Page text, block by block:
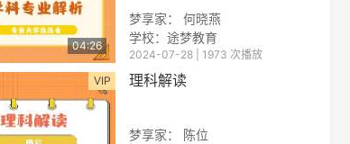
04:26
梦享家： 何晓燕
学校：途梦教育
2024-07-28 | 1973 次播放
VIP
理科解读
梦享家： 陈位